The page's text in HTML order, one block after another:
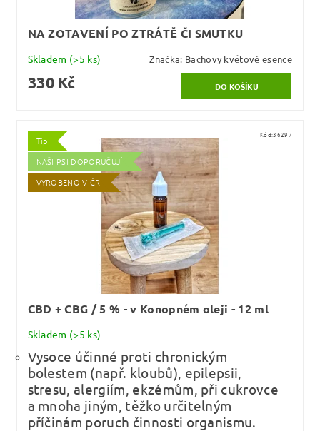
NA ZOTAVENÍ PO ZTRÁTĚ ČI SMUTKU
Skladem (>5 ks) Značka: Bachovy květové esence
330 Kč
Tip
NAŠI PSI DOPORUČUJÍ
VYROBENO V ČR
Kód:36297
CBD + CBG / 5 % - v Konopném oleji - 12 ml
Skladem (>5 ks)
Vysoce účinné proti chronickým
bolestem (např. kloubů), epilepsii,
stresu, alergiím, ekzémům, při cukrovce
a mnoha jiným, těžko určitelným
příčinám poruch činnosti organismu.